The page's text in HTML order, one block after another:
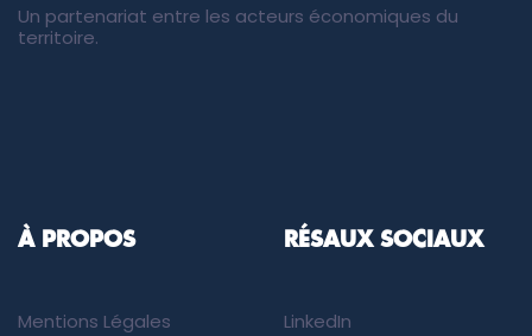
Un partenariat entre les acteurs économiques du
territoire.
À PROPOS
Mentions Légales
RÉSAUX SOCIAUX
LinkedIn